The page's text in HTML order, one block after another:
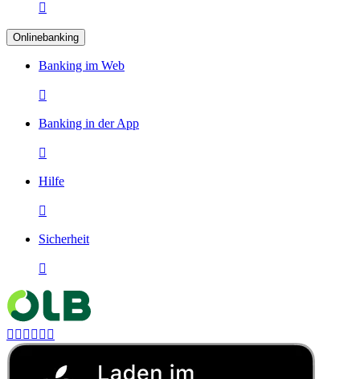

Onlinebanking
Banking im Web

Banking in der App

Hilfe

Sicherheit

     